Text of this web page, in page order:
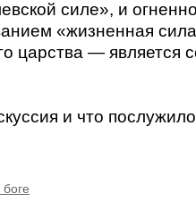
силе», и
«жизненная
царства — является
и что
боге